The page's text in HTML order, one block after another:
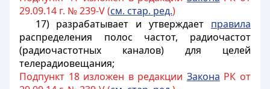
29.09.14 г. № 239-V (см. стар. ред.)
17) разрабатывает и утверждает правила
распределения полос частот, радиочастот
(радиочастотных каналов) для целей
телерадиовещания;
Подпункт 18 изложен в редакции Закона РК от